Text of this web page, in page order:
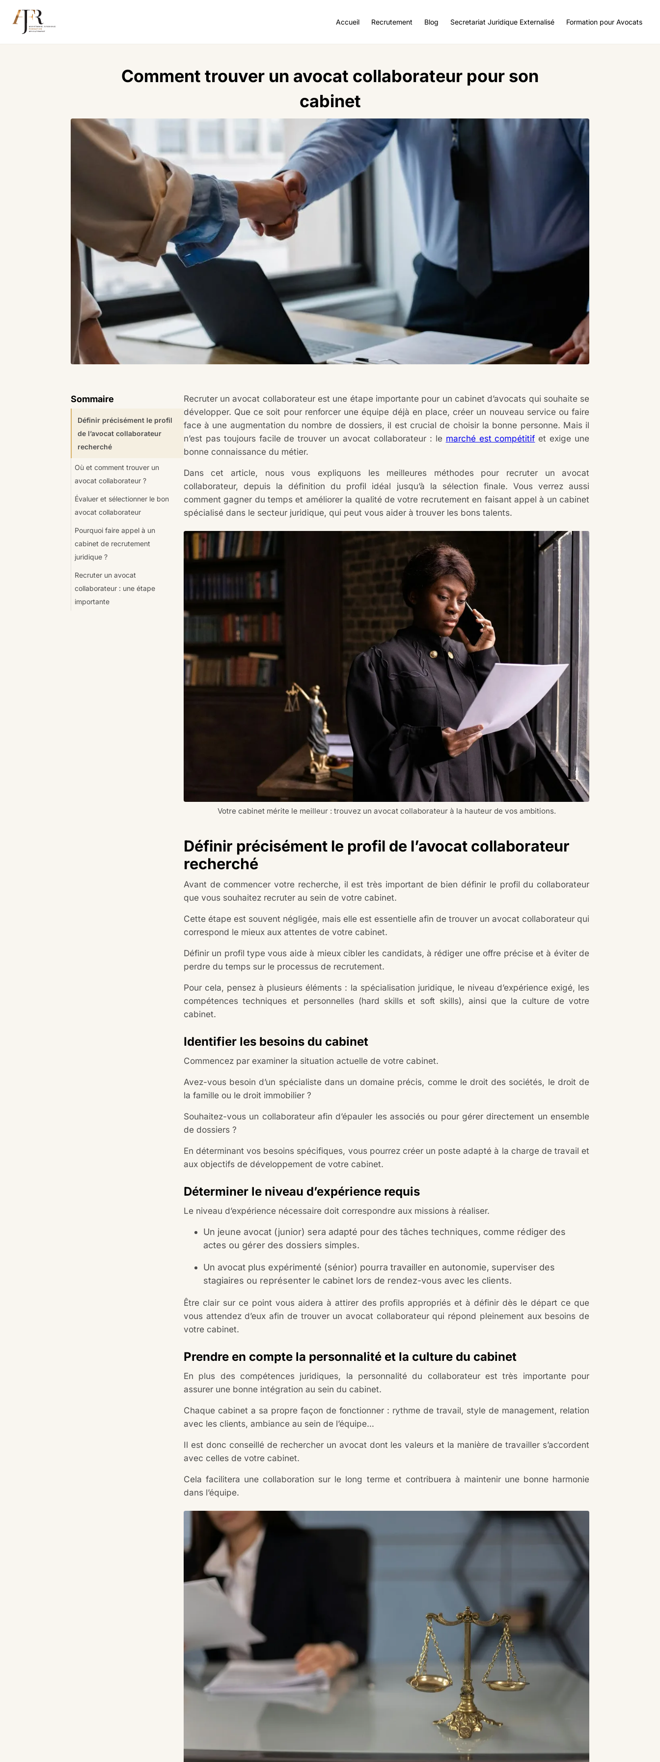
Accueil Recrutement Blog Secretariat Juridique Externalisé Formation pour Avocats
Comment trouver un avocat collaborateur pour son
cabinet
Sommaire
Définir précisément le profil
de l’avocat collaborateur
recherché
Où et comment trouver un
avocat collaborateur ?
Évaluer et sélectionner le bon
avocat collaborateur
Pourquoi faire appel à un
cabinet de recrutement
juridique ?
Recruter un avocat
collaborateur : une étape
importante
Recruter un avocat collaborateur est une étape importante pour un cabinet d’avocats qui souhaite se
développer. Que ce soit pour renforcer une équipe déjà en place, créer un nouveau service ou faire
face à une augmentation du nombre de dossiers, il est crucial de choisir la bonne personne. Mais il
n’est pas toujours facile de trouver un avocat collaborateur : le marché est compétitif et exige une
bonne connaissance du métier.
Dans cet article, nous vous expliquons les meilleures méthodes pour recruter un avocat
collaborateur, depuis la définition du profil idéal jusqu’à la sélection finale. Vous verrez aussi
comment gagner du temps et améliorer la qualité de votre recrutement en faisant appel à un cabinet
spécialisé dans le secteur juridique, qui peut vous aider à trouver les bons talents.
Votre cabinet mérite le meilleur : trouvez un avocat collaborateur à la hauteur de vos ambitions.
Définir précisément le profil de l’avocat collaborateur
recherché
Avant de commencer votre recherche, il est très important de bien définir le profil du collaborateur
que vous souhaitez recruter au sein de votre cabinet.
Cette étape est souvent négligée, mais elle est essentielle afin de trouver un avocat collaborateur qui
correspond le mieux aux attentes de votre cabinet.
Définir un profil type vous aide à mieux cibler les candidats, à rédiger une offre précise et à éviter de
perdre du temps sur le processus de recrutement.
Pour cela, pensez à plusieurs éléments : la spécialisation juridique, le niveau d’expérience exigé, les
compétences techniques et personnelles (hard skills et soft skills), ainsi que la culture de votre
cabinet.
Identifier les besoins du cabinet
Commencez par examiner la situation actuelle de votre cabinet.
Avez-vous besoin d’un spécialiste dans un domaine précis, comme le droit des sociétés, le droit de
la famille ou le droit immobilier ?
Souhaitez-vous un collaborateur afin d’épauler les associés ou pour gérer directement un ensemble
de dossiers ?
En déterminant vos besoins spécifiques, vous pourrez créer un poste adapté à la charge de travail et
aux objectifs de développement de votre cabinet.
Déterminer le niveau d’expérience requis
Le niveau d’expérience nécessaire doit correspondre aux missions à réaliser.
Un jeune avocat (junior) sera adapté pour des tâches techniques, comme rédiger des
actes ou gérer des dossiers simples.
Un avocat plus expérimenté (sénior) pourra travailler en autonomie, superviser des
stagiaires ou représenter le cabinet lors de rendez-vous avec les clients.
Être clair sur ce point vous aidera à attirer des profils appropriés et à définir dès le départ ce que
vous attendez d’eux afin de trouver un avocat collaborateur qui répond pleinement aux besoins de
votre cabinet.
Prendre en compte la personnalité et la culture du cabinet
En plus des compétences juridiques, la personnalité du collaborateur est très importante pour
assurer une bonne intégration au sein du cabinet.
Chaque cabinet a sa propre façon de fonctionner : rythme de travail, style de management, relation
avec les clients, ambiance au sein de l’équipe…
Il est donc conseillé de rechercher un avocat dont les valeurs et la manière de travailler s’accordent
avec celles de votre cabinet.
Cela facilitera une collaboration sur le long terme et contribuera à maintenir une bonne harmonie
dans l’équipe.